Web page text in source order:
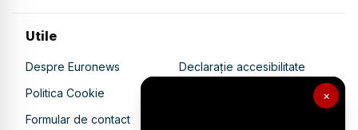
×
Utile
Despre Euronews
Declarație accesibilitate
Politica Cookie
Politica de confidențialitate
Formular de contact